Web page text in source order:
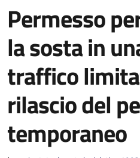
Permesso
la sosta in
traffico
rilascio del
temporaneo